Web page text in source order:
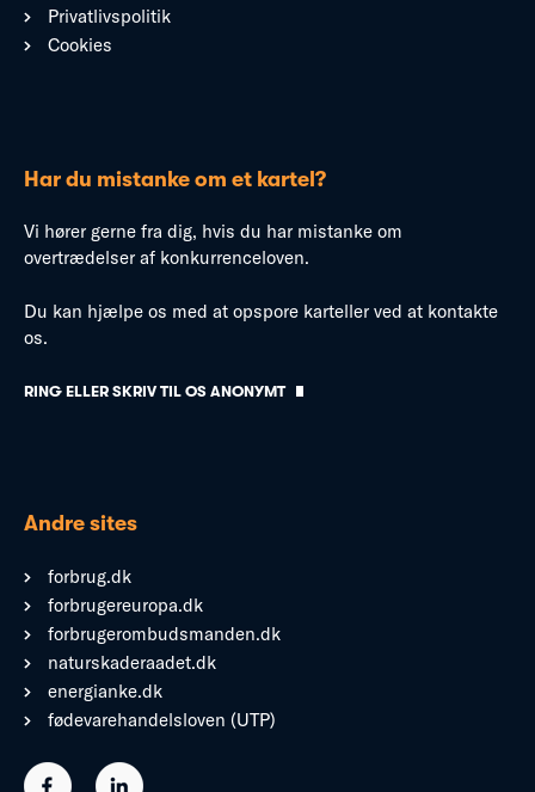
Privatlivspolitik
Cookies
Har du mistanke om et kartel?
Vi hører gerne fra dig, hvis du har mistanke om
overtrædelser af konkurrenceloven.
Du kan hjælpe os med at opspore karteller ved at kontakte
os.
RING ELLER SKRIV TIL OS ANONYMT
Andre sites
forbrug.dk
forbrugereuropa.dk
forbrugerombudsmanden.dk
naturskaderaadet.dk
energianke.dk
fødevarehandelsloven (UTP)